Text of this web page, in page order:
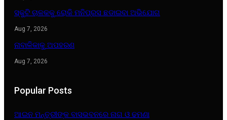
ସ୍କୁଟି ଚାଳକକୁ ରୋକି ମନିପ୍ରସ ଛଡାଇବା ଅଭିଯୋଗ
Aug 7, 2026
ନାବାଳିକାକୁ ଅପହରଣ
Aug 7, 2026
Popular Posts
ଆଇନ ମନ୍ତ୍ରୀଙ୍କ ବାସଭବନରେ ନାଗ ଓ ଢମଣା